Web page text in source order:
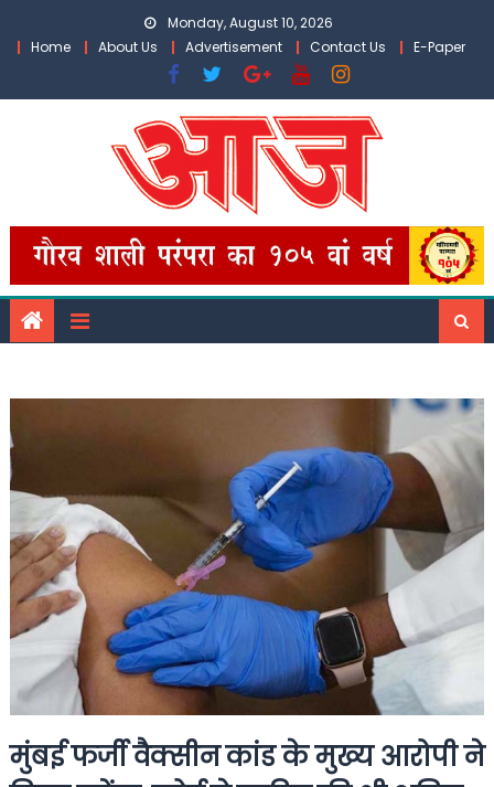
Monday, August 10, 2026
Home
About Us Advertisement Contact Us E-Paper
मुंबई फर्जी वैक्सीन कांड के मुख्य आरोपी ने